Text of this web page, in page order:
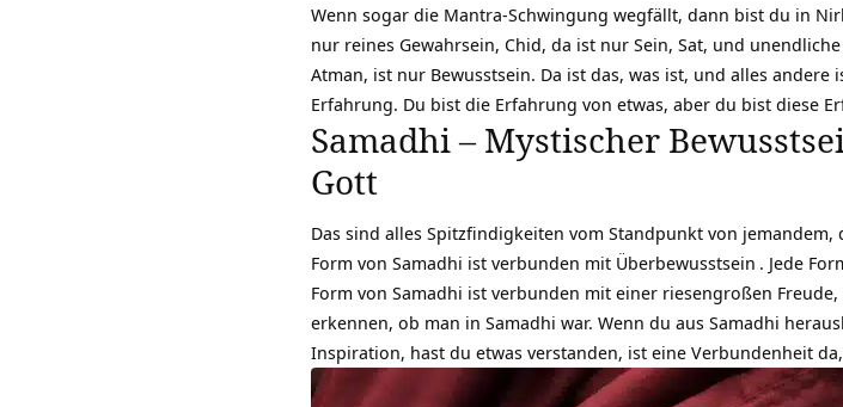
Wenn sogar die Mantra-Schwingung wegfällt, dann bist du in
nur reines Gewahrsein, Chid, da ist nur Sein, Sat, und
Atman, ist nur Bewusstsein. Da ist das, was ist, und alles
Erfahrung. Du bist die Erfahrung von etwas, aber du bist diese
Samadhi – Mystischer
Gott
Das sind alles Spitzfindigkeiten vom Standpunkt von
Form von Samadhi ist verbunden mit Überbewusstsein . Jede
Form von Samadhi ist verbunden mit einer riesengroßen
erkennen, ob man in Samadhi war. Wenn du aus Samadhi
Inspiration, hast du etwas verstanden, ist eine Verbundenheit